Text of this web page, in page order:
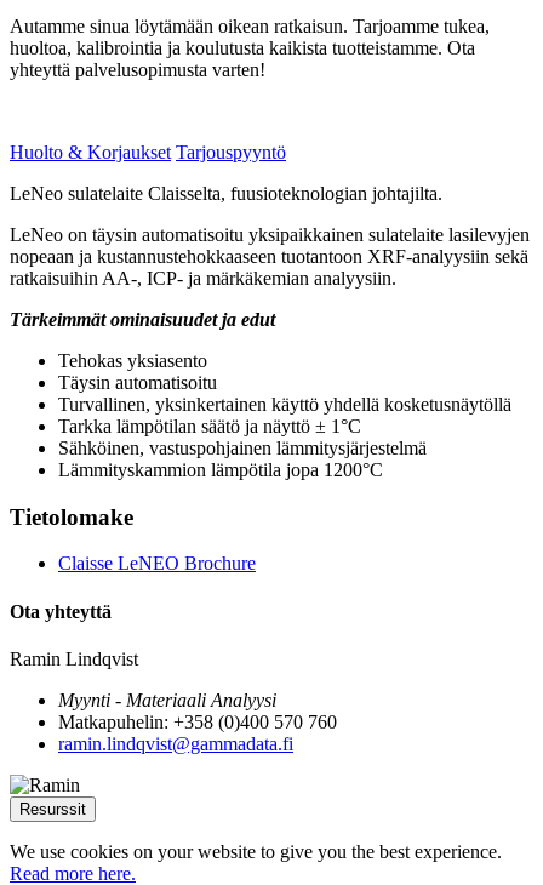
Autamme sinua löytämään oikean ratkaisun. Tarjoamme tukea,
huoltoa, kalibrointia ja koulutusta kaikista tuotteistamme. Ota
yhteyttä palvelusopimusta varten!
Huolto & Korjaukset Tarjouspyyntö
LeNeo sulatelaite Claisselta, fuusioteknologian johtajilta.
LeNeo on täysin automatisoitu yksipaikkainen sulatelaite lasilevyjen
nopeaan ja kustannustehokkaaseen tuotantoon XRF-analyysiin sekä
ratkaisuihin AA-, ICP- ja märkäkemian analyysiin.
Tärkeimmät ominaisuudet ja edut
Tehokas yksiasento
Täysin automatisoitu
Turvallinen, yksinkertainen käyttö yhdellä kosketusnäytöllä
Tarkka lämpötilan säätö ja näyttö ± 1°C
Sähköinen, vastuspohjainen lämmitysjärjestelmä
Lämmityskammion lämpötila jopa 1200°C
Tietolomake
Claisse LeNEO Brochure
Ota yhteyttä
Ramin Lindqvist
Myynti - Materiaali Analyysi
Matkapuhelin: +358 (0)400 570 760
ramin.lindqvist@gammadata.fi
Resurssit
We use cookies on your website to give you the best experience.
Read more here.